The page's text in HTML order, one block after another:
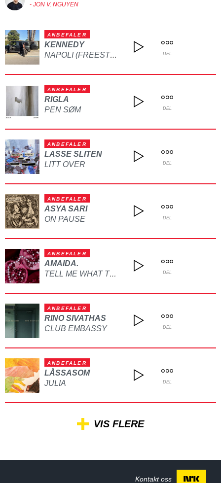
- JON V. NGUYEN
ANBEFALER
KENNEDY
NAPOLI (FREESTYLE) DEL
ANBEFALER
RIGLA
PEN SØM
DEL
ANBEFALER
LASSE SLITEN
LITT OVER
DEL
ANBEFALER
ASYA SARI
ON PAUSE
DEL
ANBEFALER
AMAIDA.
TELL ME WHAT TO DO DEL
ANBEFALER
RINO SIVATHAS
CLUB EMBASSY
DEL
ANBEFALER
LÅSSASOM
JULIA
DEL
VIS FLERE
Kontakt oss